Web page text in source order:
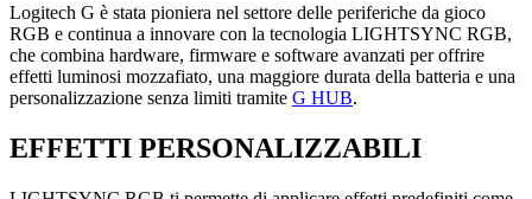
Logitech G è stata pioniera nel settore delle periferiche da gioco
RGB e continua a innovare con la tecnologia LIGHTSYNC RGB,
che combina hardware, firmware e software avanzati per offrire
effetti luminosi mozzafiato, una maggiore durata della batteria e una
personalizzazione senza limiti tramite G HUB.
EFFETTI PERSONALIZZABILI